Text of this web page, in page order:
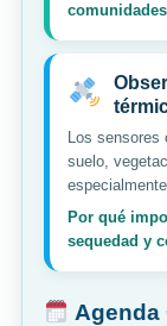
Los sensores
suelo,
Por qué
sequedad y
Agenda